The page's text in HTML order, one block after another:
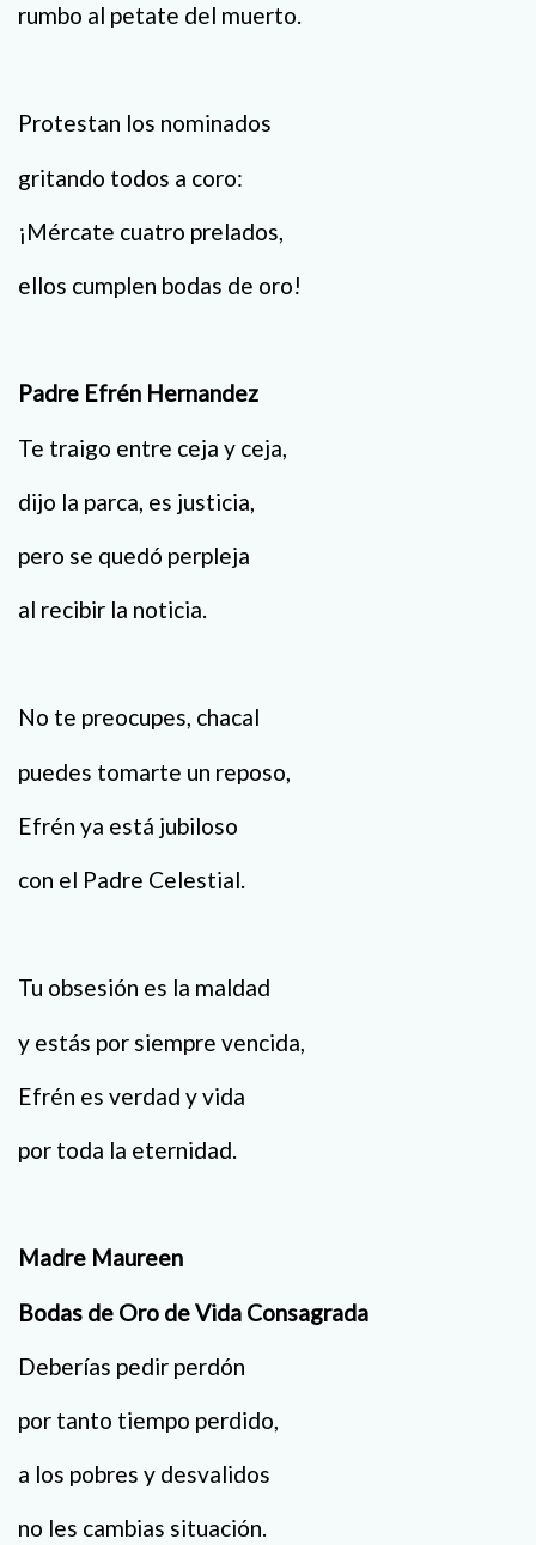
rumbo al petate del muerto.
Protestan los nominados
gritando todos a coro:
¡Mércate cuatro prelados,
ellos cumplen bodas de oro!
Padre Efrén Hernandez
Te traigo entre ceja y ceja,
dijo la parca, es justicia,
pero se quedó perpleja
al recibir la noticia.
No te preocupes, chacal
puedes tomarte un reposo,
Efrén ya está jubiloso
con el Padre Celestial.
Tu obsesión es la maldad
y estás por siempre vencida,
Efrén es verdad y vida
por toda la eternidad.
Madre Maureen
Bodas de Oro de Vida Consagrada
Deberías pedir perdón
por tanto tiempo perdido,
a los pobres y desvalidos
no les cambias situación.